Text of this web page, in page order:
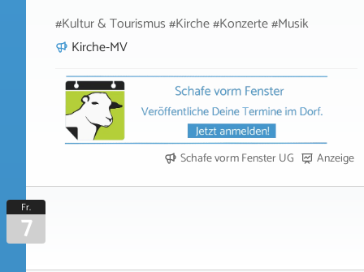
#Kultur & Tourismus #Kirche #Konzerte #Musik
Kirche-MV
Schafe vorm Fenster UG Anzeige
Fr.
7